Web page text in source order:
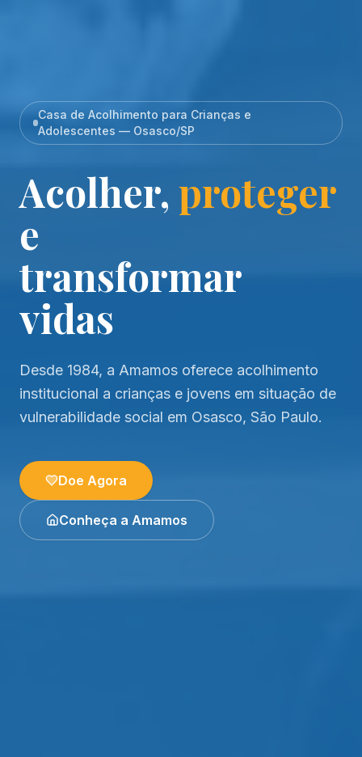
Casa de Acolhimento para Crianças e
Adolescentes — Osasco/SP
Acolher, proteger
e
transformar
vidas
Desde 1984, a Amamos oferece acolhimento
institucional a crianças e jovens em situação de
vulnerabilidade social em Osasco, São Paulo.
Doe Agora
Conheça a Amamos